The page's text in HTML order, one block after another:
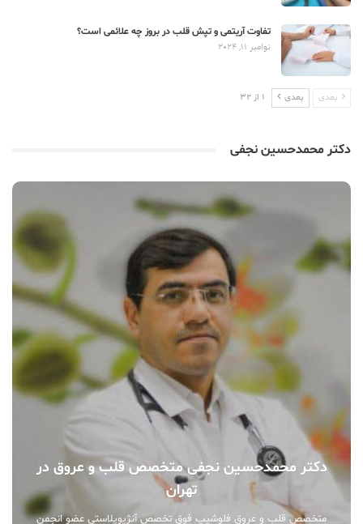
تفاوت آریتمی و تپش قلب در بروز چه علائمی است؟
نوامبر 11, 2024
بعدی بعدی 1 از 32
دکتر محمدحسین نجفی
دکتر محمدحسین نجفی متخصص قلب و عروق در
تهران
متخصص قلب و عروق فلوشیپ فوق تخصص آنژیوپلاستی عضو انجمن